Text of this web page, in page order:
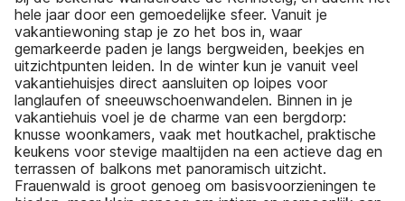
hele jaar door een gemoedelijke sfeer. Vanuit je
vakantiewoning stap je zo het bos in, waar
gemarkeerde paden je langs bergweiden, beekjes en
uitzichtpunten leiden. In de winter kun je vanuit veel
vakantiehuisjes direct aansluiten op loipes voor
langlaufen of sneeuwschoenwandelen. Binnen in je
vakantiehuis voel je de charme van een bergdorp:
knusse woonkamers, vaak met houtkachel, praktische
keukens voor stevige maaltijden na een actieve dag en
terrassen of balkons met panoramisch uitzicht.
Frauenwald is groot genoeg om basisvoorzieningen te